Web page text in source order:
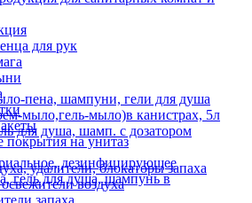
для рук
на унитаз
пена, шампуни, гели для душа
мыло,гель-мыло)в канистрах, 5л
для душа, шамп. с дозатором
дезинфицирующее
гель для душа, шампунь в
удалители, блокаторы запаха
воздуха
запаха